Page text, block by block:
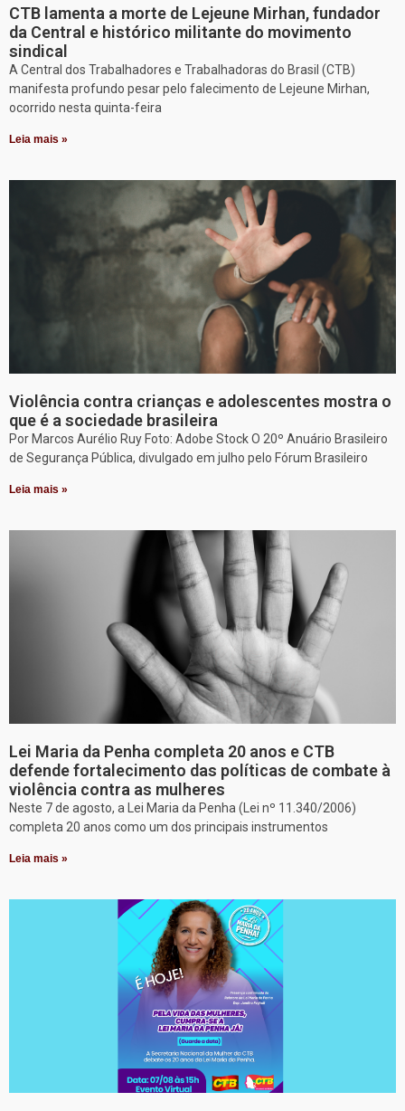
CTB lamenta a morte de Lejeune Mirhan, fundador
da Central e histórico militante do movimento
sindical
A Central dos Trabalhadores e Trabalhadoras do Brasil (CTB)
manifesta profundo pesar pelo falecimento de Lejeune Mirhan,
ocorrido nesta quinta-feira
Leia mais »
Violência contra crianças e adolescentes mostra o
que é a sociedade brasileira
Por Marcos Aurélio Ruy Foto: Adobe Stock O 20º Anuário Brasileiro
de Segurança Pública, divulgado em julho pelo Fórum Brasileiro
Leia mais »
Lei Maria da Penha completa 20 anos e CTB
defende fortalecimento das políticas de combate à
violência contra as mulheres
Neste 7 de agosto, a Lei Maria da Penha (Lei nº 11.340/2006)
completa 20 anos como um dos principais instrumentos
Leia mais »